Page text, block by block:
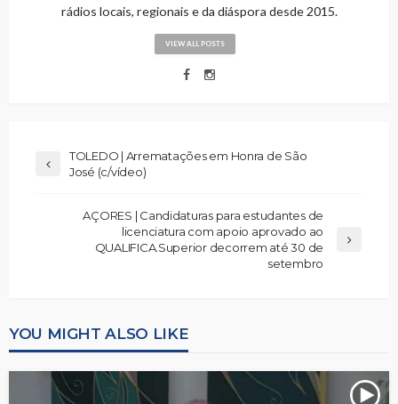
rádios locais, regionais e da diáspora desde 2015.
VIEW ALL POSTS
TOLEDO | Arrematações em Honra de São
José (c/vídeo)
AÇORES | Candidaturas para estudantes de
licenciatura com apoio aprovado ao
QUALIFICA.Superior decorrem até 30 de
setembro
YOU MIGHT ALSO LIKE